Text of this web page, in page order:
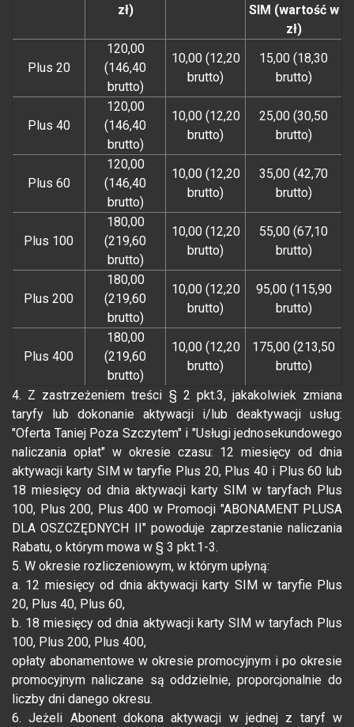
zł)
SIM (wartość w
zł)
Plus 20
120,00
(146,40
brutto)
10,00 (12,20
brutto)
15,00 (18,30
brutto)
Plus 40
120,00
(146,40
brutto)
10,00 (12,20
brutto)
25,00 (30,50
brutto)
Plus 60
120,00
(146,40
brutto)
10,00 (12,20
brutto)
35,00 (42,70
brutto)
Plus 100
180,00
(219,60
brutto)
10,00 (12,20
brutto)
55,00 (67,10
brutto)
Plus 200
180,00
(219,60
brutto)
10,00 (12,20
brutto)
95,00 (115,90
brutto)
Plus 400
180,00
(219,60
brutto)
10,00 (12,20
brutto)
175,00 (213,50
brutto)
4. Z zastrzeżeniem treści § 2 pkt.3, jakakolwiek zmiana
taryfy lub dokonanie aktywacji i/lub deaktywacji usług:
"Oferta Taniej Poza Szczytem" i "Usługi jednosekundowego
naliczania opłat" w okresie czasu: 12 miesięcy od dnia
aktywacji karty SIM w taryfie Plus 20, Plus 40 i Plus 60 lub
18 miesięcy od dnia aktywacji karty SIM w taryfach Plus
100, Plus 200, Plus 400 w Promocji "ABONAMENT PLUSA
DLA OSZCZĘDNYCH II" powoduje zaprzestanie naliczania
Rabatu, o którym mowa w § 3 pkt.1-3.
5. W okresie rozliczeniowym, w którym upłyną:
a. 12 miesięcy od dnia aktywacji karty SIM w taryfie Plus
20, Plus 40, Plus 60,
b. 18 miesięcy od dnia aktywacji karty SIM w taryfach Plus
100, Plus 200, Plus 400,
opłaty abonamentowe w okresie promocyjnym i po okresie
promocyjnym naliczane są oddzielnie, proporcjonalnie do
liczby dni danego okresu.
6. Jeżeli Abonent dokona aktywacji w jednej z taryf w